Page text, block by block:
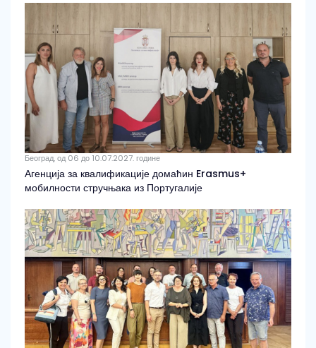
Београд, од 06 до 10.07.2027. године
Агенција за квалификације домаћин Erasmus+
мобилности стручњака из Португалије